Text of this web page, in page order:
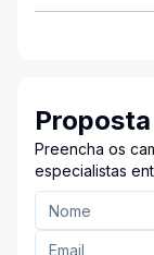
Proposta
Preencha os
especialistas